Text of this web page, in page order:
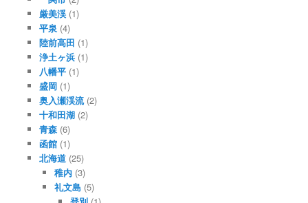
厳美渓(1)
平泉(4)
陸前高田 (1)
浄土ヶ浜(1)
八幡平(1)
盛岡(1)
奥入瀬渓流(2)
十和田湖(2)
青森(6)
函館(1)
北海道(25)
稚内 (3)
礼文島 (5)